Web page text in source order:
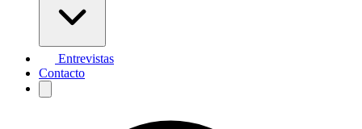
Entrevistas
Contacto